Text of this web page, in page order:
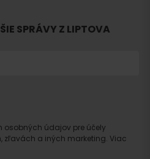
SPRÁVY Z LIPTOVA
údajov pre účely
zľavách a iných marketing. Viac